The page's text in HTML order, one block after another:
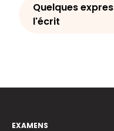
Quelques
l'écrit
EXAMENS